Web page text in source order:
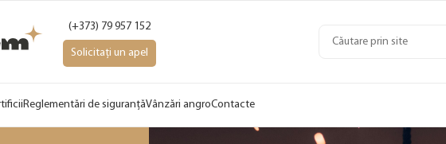
(+373) 79 957 152
Solicitați un apel
Reglementări de siguranțăVânzări angroContacte